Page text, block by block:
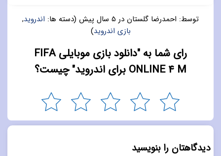
توسط: احمدرضا گلستان در 5 سال پیش (دسته ها: اندروید,
بازی اندروید)
رای شما به "دانلود بازی موبایلی FIFA
ONLINE 4 M برای اندروید" چیست؟
دیدگاهتان را بنویسید